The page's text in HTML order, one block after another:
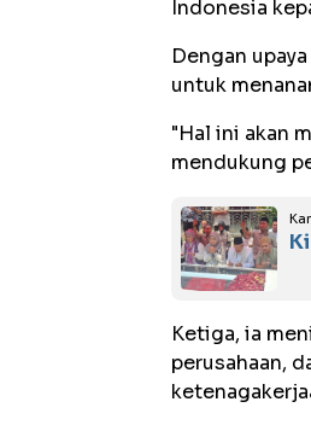
Indonesia
Dengan
untuk
"Hal ini akan
mendukung
Ketiga, ia
perusahaan,